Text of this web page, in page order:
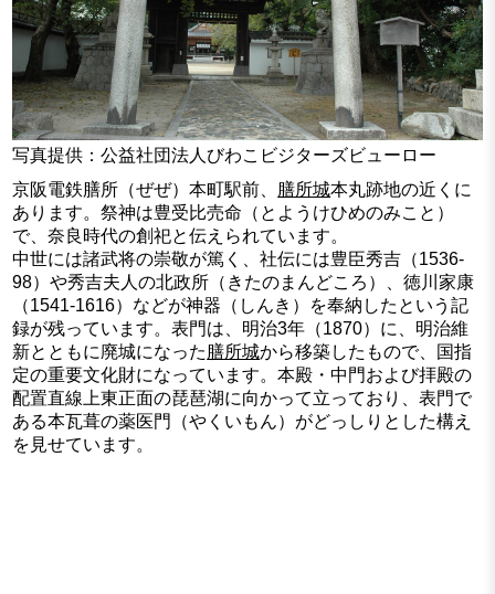
写真提供：公益社団法人びわこビジターズビューロー
京阪電鉄膳所（ぜぜ）本町駅前、 膳所城本丸跡地の近くに
あります。祭神は豊受比売命（とようけひめのみこと）
で、奈良時代の創祀と伝えられています。
中世には諸武将の崇敬が篤く、社伝には豊臣秀吉（1536-
98）や秀吉夫人の北政所（きたのまんどころ）、徳川家康
（1541-1616）などが神器（しんき）を奉納したという記
録が残っています。表門は、明治3年（1870）に、明治維
新とともに廃城になった膳所城から移築したもので、国指
定の重要文化財になっています。本殿・中門および拝殿の
配置直線上東正面の琵琶湖に向かって立っており、表門で
ある本瓦葺の薬医門（やくいもん）がどっしりとした構え
を見せています。